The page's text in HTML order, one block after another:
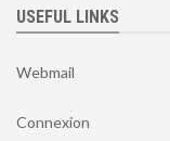
USEFUL LINKS
Webmail
Connexion